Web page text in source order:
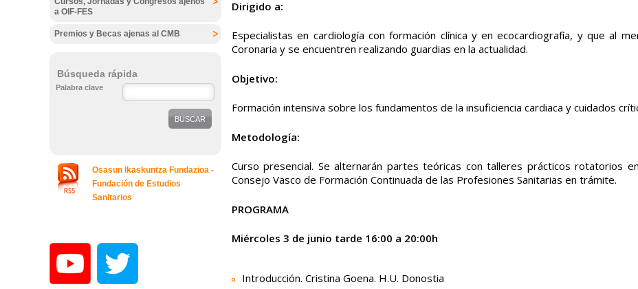
Dirigido a:
Especialistas en cardiología con formación clínica y en ecocardiografía, y que al
Coronaria y se encuentren realizando guardias en la actualidad.
Objetivo:
Formación intensiva sobre los fundamentos de la insuficiencia cardiaca y cuidados
Metodología:
Curso presencial. Se alternarán partes teóricas con talleres prácticos rotatorios
Consejo Vasco de Formación Continuada de las Profesiones Sanitarias en trámite.
PROGRAMA
Miércoles 3 de junio tarde 16:00 a 20:00h
Introducción. Cristina Goena. H.U. Donostia
a OIF-FES
Premios y Becas ajenas al CMB
Búsqueda rápida
Palabra clave
Osasun Ikaskuntza Fundazioa -
Fundación de Estudios
Sanitarios